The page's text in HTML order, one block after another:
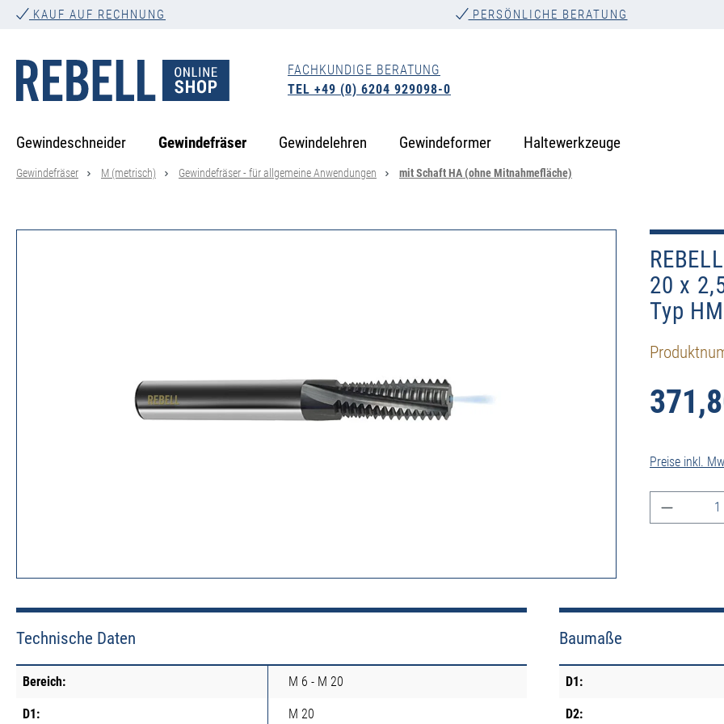
Zur Hauptnavigation springen
KAUF AUF RECHNUNG PERSÖNLICHE BERATUNG
FACHKUNDIGE BERATUNG
TEL +49 (0) 6204 929098-0
Gewindeschneider Gewindefräser Gewindelehren Gewindeformer Haltewerkzeuge
Gewindefräser M (metrisch) Gewindefräser - für allgemeine Anwendungen mit Schaft HA (ohne Mitnahmefläche)
20 x
Typ
Preise inkl.
Produkt
Technische Daten
Bereich: M 6 - M 20
D1: M 20
Baumaße
D1:
D2: